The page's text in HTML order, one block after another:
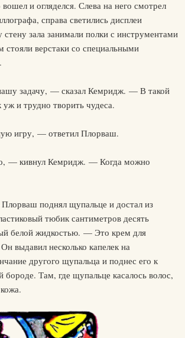
и огляделся. Слева на него смотрел
справа светились дисплеи
зала занимали полки с инструментами
верстаки со специальными
задачу, — сказал Кемридж. — В такой
уж и трудно творить чудеса.
игру, — ответил Плорваш.
— кивнул Кемридж. — Когда можно
поднял щупальце и достал из
тюбик сантиметров десять
белой жидкостью. — Это крем для
выдавил несколько капелек на
другого щупальца и поднес его к
бороде. Там, где щупальце касалось волос,